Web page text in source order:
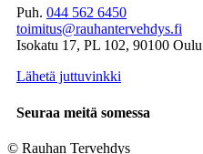
Puh. 044 562 6450
toimitus@rauhantervehdys.fi
Isokatu 17, PL 102, 90100 Oulu
Lähetä juttuvinkki
Seuraa meitä somessa
© Rauhan Tervehdys